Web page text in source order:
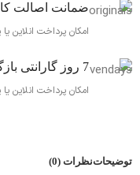
ضمانت اصالت
امکان پرداخت
7 روز گارانتی بازگشت وجه
امکان پرداخت
توضیحاتنظرات (0)